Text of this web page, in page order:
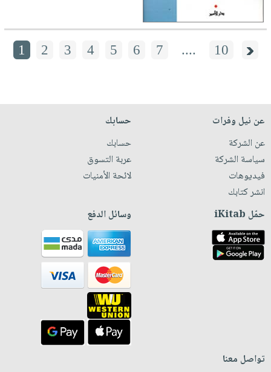
1 2 3 4 5 6 7 .... 10
عن نيل وفرات
عن الشركة
سياسة الشركة
فيديوهات
انشر كتابك
حسابك
حسابك
عربة التسوق
لائحة الأمنيات
حمّل iKitab وسائل الدفع
تواصل معنا